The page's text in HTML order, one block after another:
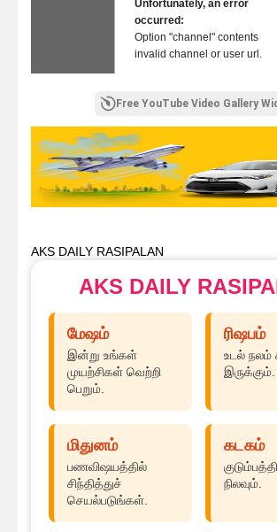
Unfortunately, an error
occurred:
Option "channel" contents
invalid channel or user url.
Free YouTube Video Gallery
AKS DAILY RASIPALAN
AKS DAILY
மேஷம்
இன்று உங்கள்
முயற்சிகள் வெற்றி
பெறும்.
ரிஷபம்
உடல் நலம்
இருக்கும்.
மிதுனம்
பணவிஷயத்தில்
சிந்தித்துச்
செயல்படுங்கள்.
கடகம்
நிலவும்.